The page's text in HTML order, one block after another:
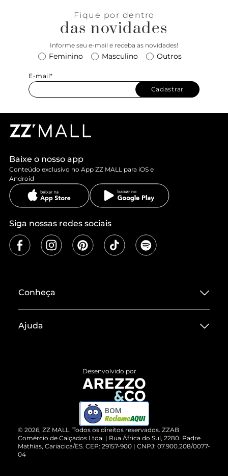
Fique por dentro
das novidades
Informe seu e-mail e receba as novidades!
Feminino Masculino Outros
E-mail*
Cadastrar
Baixe o nosso app
Conteúdo exclusivo no App ZZ MALL para iOS e
Android
Siga nossas redes sociais
Conheça
Termos de Uso
ZZ MALL é confiável
Cartão Presente
Vendas Corporativas
Ajuda
Devolução do Produto
Compre pelo WhatsApp
© 2026, ZZ MALL. Todos os direitos reservados. ZZAB
Comércio de Calçados Ltda. | Rua África do Sul, 2280. Padre
Mathias, Cariacica/ES. CEP: 29157-900 | CNPJ: 07.900.208/0077-
04
Desenvolvido por
BOM